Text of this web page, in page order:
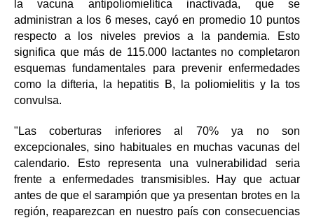
la vacuna antipoliomielítica inactivada, que se
administran a los 6 meses, cayó en promedio 10 puntos
respecto a los niveles previos a la pandemia. Esto
significa que más de 115.000 lactantes no completaron
esquemas fundamentales para prevenir enfermedades
como la difteria, la hepatitis B, la poliomielitis y la tos
convulsa.
"Las coberturas inferiores al 70% ya no son
excepcionales, sino habituales en muchas vacunas del
calendario. Esto representa una vulnerabilidad seria
frente a enfermedades transmisibles. Hay que actuar
antes de que el sarampión que ya presentan brotes en la
región, reaparezcan en nuestro país con consecuencias